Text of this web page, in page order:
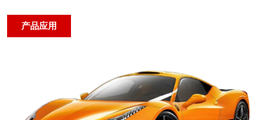
产品应用